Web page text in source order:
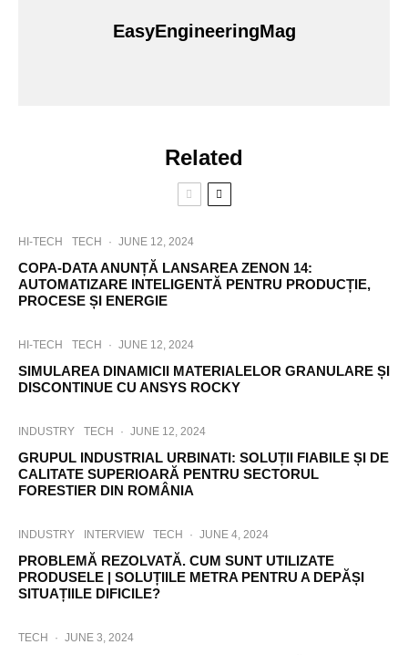
EasyEngineeringMag
Related
HI-TECH TECH · JUNE 12, 2024
COPA-DATA ANUNȚĂ LANSAREA ZENON 14:
AUTOMATIZARE INTELIGENTĂ PENTRU PRODUCȚIE,
PROCESE ȘI ENERGIE
HI-TECH TECH · JUNE 12, 2024
SIMULAREA DINAMICII MATERIALELOR GRANULARE ȘI
DISCONTINUE CU ANSYS ROCKY
INDUSTRY TECH · JUNE 12, 2024
GRUPUL INDUSTRIAL URBINATI: SOLUȚII FIABILE ȘI DE
CALITATE SUPERIOARĂ PENTRU SECTORUL
FORESTIER DIN ROMÂNIA
INDUSTRY INTERVIEW TECH · JUNE 4, 2024
PROBLEMĂ REZOLVATĂ. CUM SUNT UTILIZATE
PRODUSELE | SOLUȚIILE METRA PENTRU A DEPĂȘI
SITUAȚIILE DIFICILE?
TECH · JUNE 3, 2024